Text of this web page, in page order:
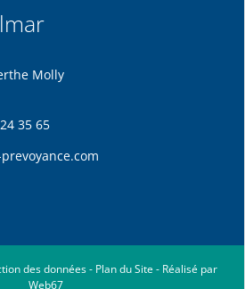
Molly
35 65
des données- Plan du Site- Réalisé par
Web67